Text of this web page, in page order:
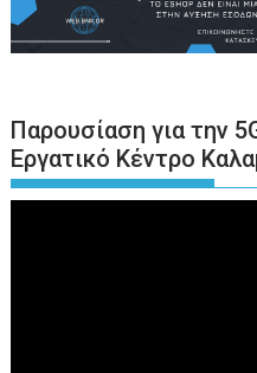
Παρουσίαση για την
Εργατικό Κέντρο